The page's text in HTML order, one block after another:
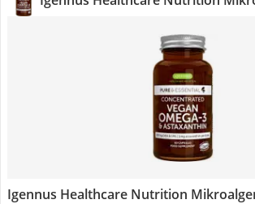
Igennus Healthcare Nutrition